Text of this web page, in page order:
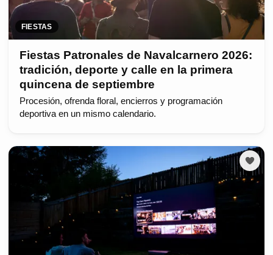
FIESTAS
Fiestas Patronales de Navalcarnero 2026:
tradición, deporte y calle en la primera
quincena de septiembre
Procesión, ofrenda floral, encierros y programación
deportiva en un mismo calendario.